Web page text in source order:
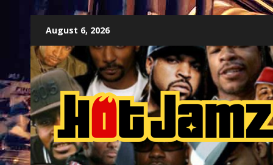
content
August 6, 2026